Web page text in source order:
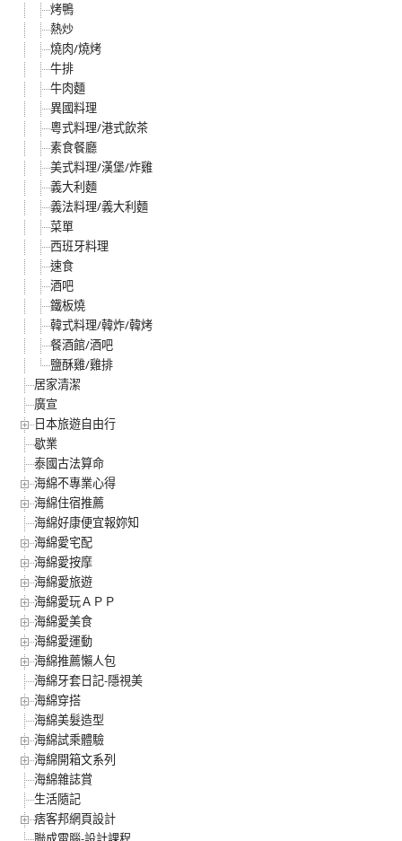
烤鴨
熱炒
燒肉/燒烤
牛排
牛肉麵
異國料理
粵式料理/港式飲茶
素食餐廳
美式料理/漢堡/炸雞
義大利麵
義法料理/義大利麵
菜單
西班牙料理
速食
酒吧
鐵板燒
韓式料理/韓炸/韓烤
餐酒館/酒吧
鹽酥雞/雞排
居家清潔
廣宣
日本旅遊自由行
歇業
泰國古法算命
海綿不專業心得
海綿住宿推薦
海綿好康便宜報妳知
海綿愛宅配
海綿愛按摩
海綿愛旅遊
海綿愛玩ＡＰＰ
海綿愛美食
海綿愛運動
海綿推薦懶人包
海綿牙套日記-隱視美
海綿穿搭
海綿美髮造型
海綿試乘體驗
海綿開箱文系列
海綿雜誌賞
生活隨記
痞客邦網頁設計